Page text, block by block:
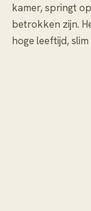
kamer, springt
betrokken zijn.
hoge leeftijd,